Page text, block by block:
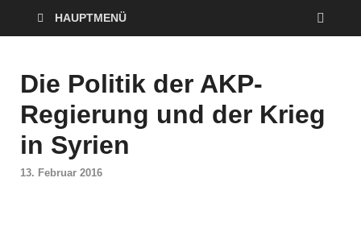
HAUPTMENÜ
Die Politik der AKP-
Regierung und der Krieg
in Syrien
13. Februar 2016